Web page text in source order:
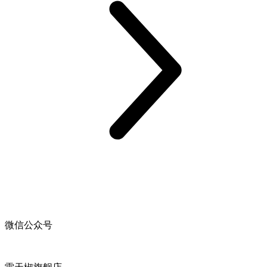
微信公众号